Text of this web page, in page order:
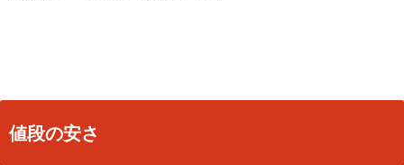
値段の安さ